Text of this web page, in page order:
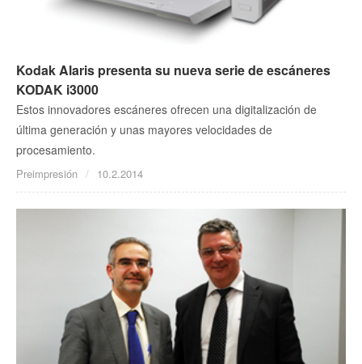
Kodak Alaris presenta su nueva serie de escáneres
KODAK i3000
Estos innovadores escáneres ofrecen una digitalización de
última generación y unas mayores velocidades de
procesamiento.
Preimpresión 10.2.2014